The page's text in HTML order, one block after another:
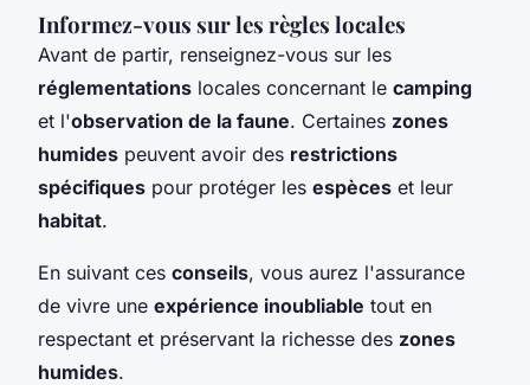
Informez-vous sur les règles locales
Avant de partir, renseignez-vous sur les
réglementations locales concernant le camping
et l'observation de la faune. Certaines zones
humides peuvent avoir des restrictions
spécifiques pour protéger les espèces et leur
habitat.
En suivant ces conseils, vous aurez l'assurance
de vivre une expérience inoubliable tout en
respectant et préservant la richesse des zones
humides.